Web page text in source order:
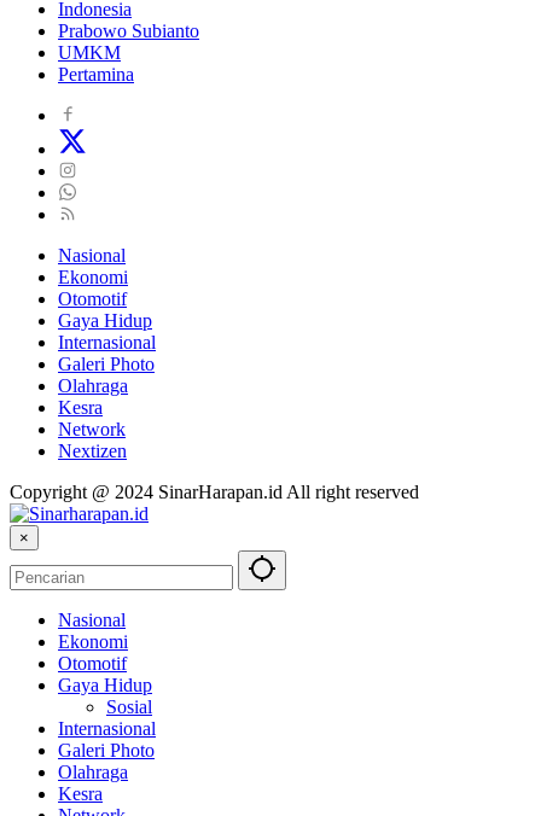
Indonesia
Prabowo Subianto
UMKM
Pertamina
Nasional
Ekonomi
Otomotif
Gaya Hidup
Internasional
Galeri Photo
Olahraga
Kesra
Network
Nextizen
Copyright @ 2024 SinarHarapan.id All right reserved
×
Nasional
Ekonomi
Otomotif
Gaya Hidup
Sosial
Internasional
Galeri Photo
Olahraga
Kesra